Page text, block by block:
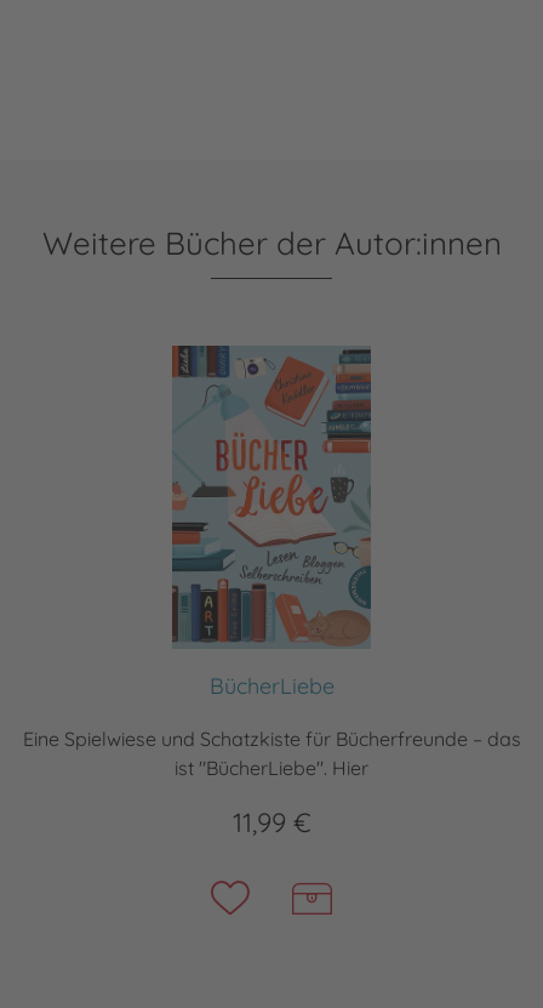
Weitere Bücher der Autor:innen
BücherLiebe
Eine Spielwiese und Schatzkiste für Bücherfreunde – das
ist "BücherLiebe". Hier
11,99 €